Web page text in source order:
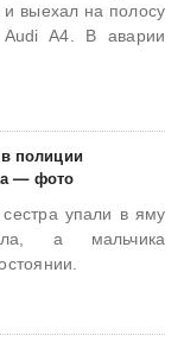
выехал на полосу
Audi A4. В аварии
полиции
— фото
упали в яму
а мальчика